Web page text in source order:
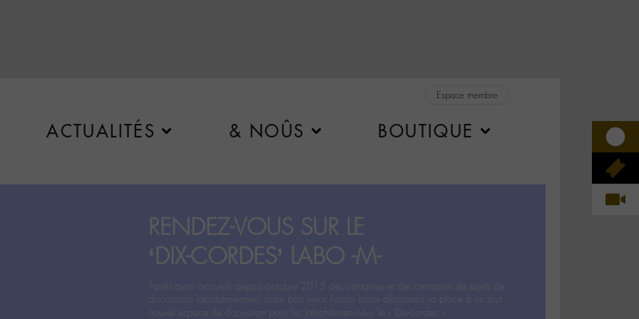
Espace membre
ACTUALITÉS & NOÛS BOUTIQUE
RENDEZ-VOUS SUR LE
‘DIX-CORDES’ LABO -M-
Après avoir accueilli depuis octobre 2015 des centaines et des centaines de sujets de
discussions labohémiennes, notre bon vieux Forum laisse désormais sa place à un tout
nouvel espace de discussion pour les labohémien‧ne‧s: le « Dix-cordes ».